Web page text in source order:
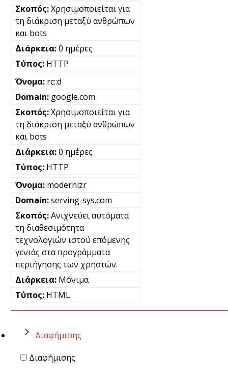
Χρησιμοποιείται για
τη διάκριση μεταξύ ανθρώπων
και bots
0 ημέρες
HTTP
rc::d
google.com
Χρησιμοποιείται για
τη διάκριση μεταξύ ανθρώπων
και bots
0 ημέρες
HTTP
modernizr
serving-sys.com
Ανιχνεύει αυτόματα
τη διαθεσιμότητα
τεχνολογιών ιστού επόμενης
γενιάς στα προγράμματα
περιήγησης των χρηστών.
Μόνιμα
HTML
Διαφήμισης
Διαφήμισης